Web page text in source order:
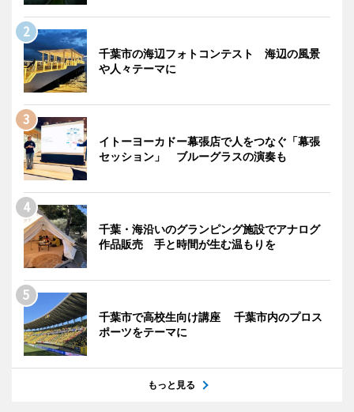
千葉市の海辺フォトコンテスト 海辺の風景
や人々テーマに
イトーヨーカドー幕張店で人をつなぐ「幕張
セッション」 ブルーグラスの演奏も
千葉・海沿いのグランピング施設でアナログ
作品販売 手と時間が生む温もりを
千葉市で高校生向け講座 千葉市内のプロス
ポーツをテーマに
もっと見る